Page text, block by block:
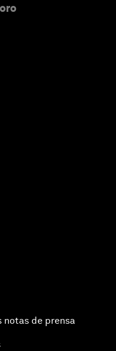
notas de prensa